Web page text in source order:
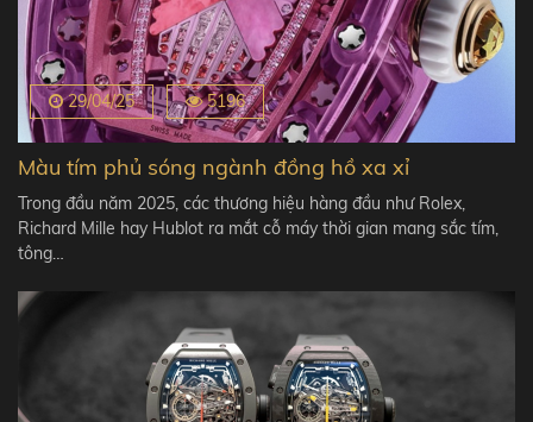
29/04/25 5196
Màu tím phủ sóng ngành đồng hồ xa xỉ
Trong đầu năm 2025, các thương hiệu hàng đầu như Rolex,
Richard Mille hay Hublot ra mắt cỗ máy thời gian mang sắc tím,
tông…